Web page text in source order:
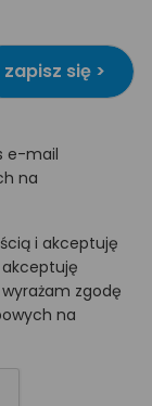
zapisz się >
e-mail
na
i akceptuję
zgodę
na